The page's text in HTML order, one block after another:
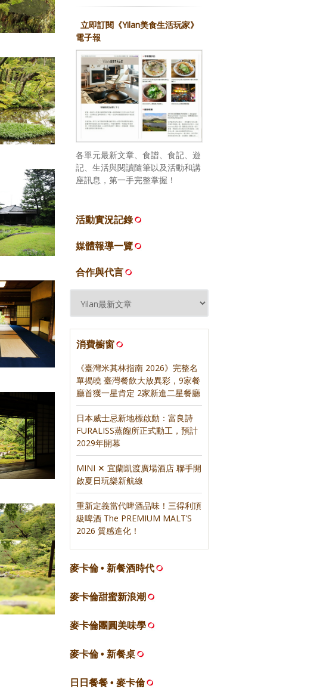
茶
立即訂閱《Yilan美食生活玩家》
電子報
各單元最新文章、食譜、食記、遊
記、生活與閱讀隨筆以及活動和講
座訊息，第一手完整掌握！
活動實況記錄
媒體報導一覽
合作與代言
消費櫥窗
《臺灣米其林指南 2026》完整名
單揭曉 臺灣餐飲大放異彩，9家餐
廳首獲一星肯定 2家新進二星餐廳
日本威士忌新地標啟動：富良詩
FURALISS蒸餾所正式動工，預計
2029年開幕
MINI ✕ 宜蘭凱渡廣場酒店 聯手開
啟夏日玩樂新航線
重新定義當代啤酒品味！三得利頂
級啤酒 The PREMIUM MALT’S
2026 質感進化！
麥卡倫 • 新餐酒時代
麥卡倫甜蜜新浪潮
麥卡倫團圓美味學
麥卡倫 • 新餐桌
日日餐餐 • 麥卡倫